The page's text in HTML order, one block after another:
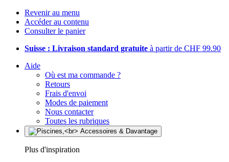
Revenir au menu
Accéder au contenu
Consulter le panier
Suisse : Livraison standard gratuite à partir de CHF 99.90
Aide
Où est ma commande ?
Retours
Frais d'envoi
Modes de paiement
Nous contacter
Toutes les rubriques
Plus d'inspiration